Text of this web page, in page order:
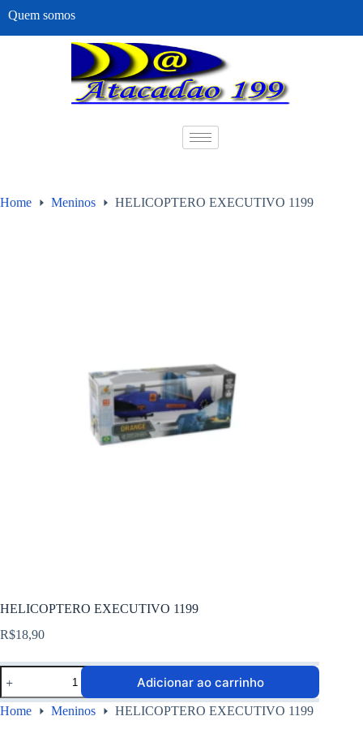
Quem somos
Home Meninos HELICOPTERO EXECUTIVO 1199
HELICOPTERO EXECUTIVO 1199
R$18,90
Adicionar ao carrinho
Home Meninos HELICOPTERO EXECUTIVO 1199